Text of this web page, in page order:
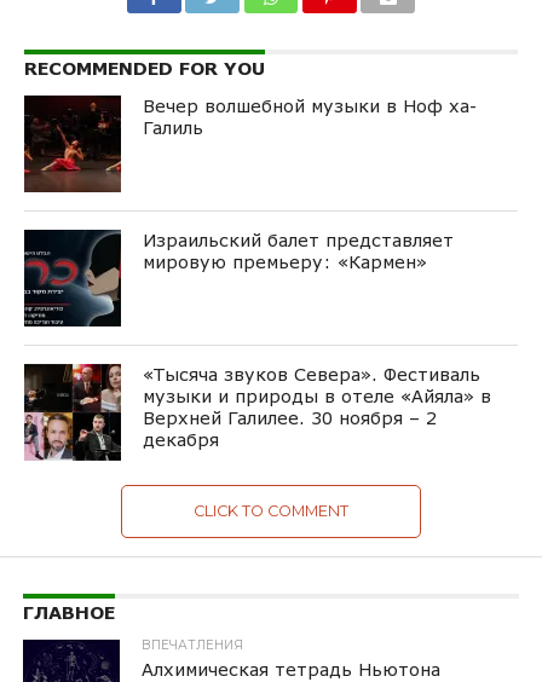
RECOMMENDED FOR YOU
Вечер волшебной музыки в Ноф ха-
Галиль
Израильский балет представляет
мировую премьеру: «Кармен»
«Тысяча звуков Севера». Фестиваль
музыки и природы в отеле «Айяла» в
Верхней Галилее. 30 ноября – 2
декабря
CLICK TO COMMENT
ГЛАВНОЕ
ВПЕЧАТЛЕНИЯ
Алхимическая тетрадь Ньютона